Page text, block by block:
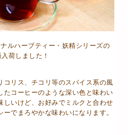
ルハーブティー・妖精シリーズの
入荷しました！
コリス、チコリ等のスパイス系の風
たコーヒーのような深い色と味わい
しいけど、お好みでミルクと合わせ
でまろやかな味わいになります。